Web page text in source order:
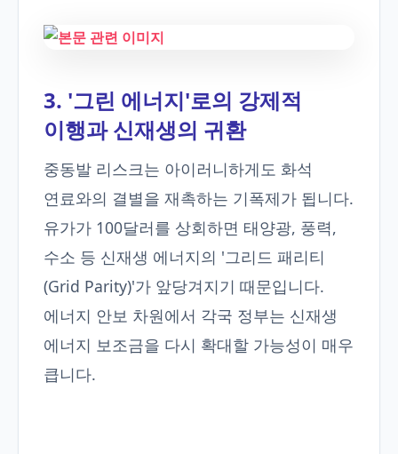
3. '그린 에너지'로의 강제적
이행과 신재생의 귀환
중동발 리스크는 아이러니하게도 화석
연료와의 결별을 재촉하는 기폭제가 됩니다.
유가가 100달러를 상회하면 태양광, 풍력,
수소 등 신재생 에너지의 '그리드 패리티
(Grid Parity)'가 앞당겨지기 때문입니다.
에너지 안보 차원에서 각국 정부는 신재생
에너지 보조금을 다시 확대할 가능성이 매우
큽니다.